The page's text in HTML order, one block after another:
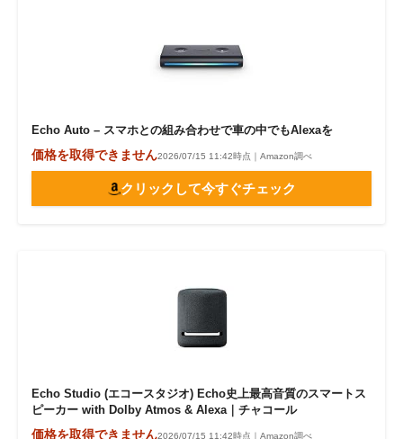
Echo Auto – スマホとの組み合わせで車の中でもAlexaを
価格を取得できません2026/07/15 11:42時点｜Amazon調べ
クリックして今すぐチェック
Echo Studio (エコースタジオ) Echo史上最高音質のスマートス
ピーカー with Dolby Atmos & Alexa｜チャコール
価格を取得できません2026/07/15 11:42時点｜Amazon調べ